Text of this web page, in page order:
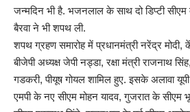
जन्मदिन भी है. भजनलाल के साथ दो डिप्टी सीएम
बैरवा ने भी शपथ ली.
शपथ ग्रहण समारोह में प्रधानमंत्री नरेंद्र मोदी,
बीजेपी अध्यक्ष जेपी नड्डा, रक्षा मंत्री राजनाथ
गडकरी, पीयूष गोयल शामिल हुए. इसके अलावा
एमपी के नए सीएम मोहन यादव, गुजरात के सीएम